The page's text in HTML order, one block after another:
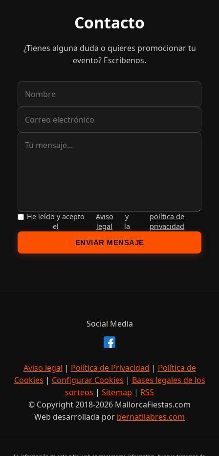
Contacto
¿Tienes alguna duda o quieres promocionar tu
evento? Escríbenos.
He leído y acepto
el
Aviso
legal
y
la
política de
privacidad
ENVIAR MENSAJE
Social Media
Aviso legal | Política de Privacidad | Política de
Cookies | Configurar Cookies | Bases legales de los
sorteos | Sitemap | RSS
© Copyright 2018-2026 MallorcaFiestas.com
Web desarrollada por bernatllabres.com